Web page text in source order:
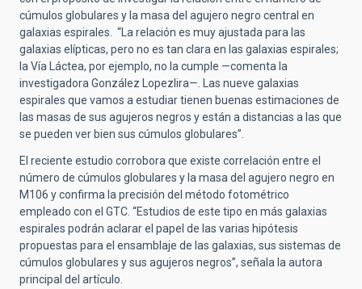
cúmulos globulares y la masa del agujero negro central en
galaxias espirales. “La relación es muy ajustada para las
galaxias elípticas, pero no es tan clara en las galaxias espirales;
la Vía Láctea, por ejemplo, no la cumple —comenta la
investigadora González Lopezlira—. Las nueve galaxias
espirales que vamos a estudiar tienen buenas estimaciones de
las masas de sus agujeros negros y están a distancias a las que
se pueden ver bien sus cúmulos globulares”.
El reciente estudio corrobora que existe correlación entre el
número de cúmulos globulares y la masa del agujero negro en
M106 y confirma la precisión del método fotométrico
empleado con el GTC. “Estudios de este tipo en más galaxias
espirales podrán aclarar el papel de las varias hipótesis
propuestas para el ensamblaje de las galaxias, sus sistemas de
cúmulos globulares y sus agujeros negros”, señala la autora
principal del artículo.